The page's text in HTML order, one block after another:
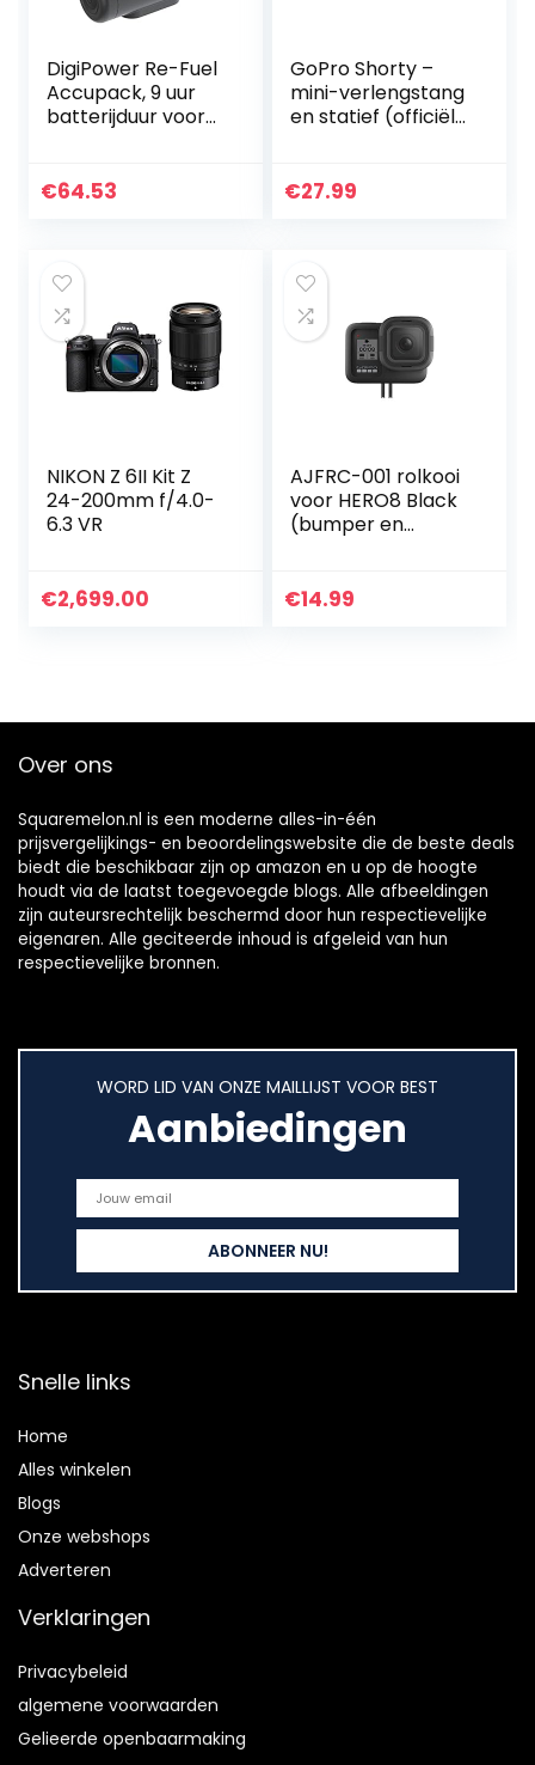
DigiPower Re-Fuel
Accupack, 9 uur
batterijduur voor
Hero9 zwart,
€64.53
GoPro Shorty –
mini-verlengstang
en statief (officiële
zwart
€27.99
NIKON Z 6II Kit Z
24-200mm f/4.0-
6.3 VR
€2,699.00
AJFRC-001 rolkooi
voor HERO8 Black
(bumper en
accessoires
€14.99
Over ons
Squaremelon.nl is een moderne alles-in-één
prijsvergelijkings- en beoordelingswebsite die de beste deals
biedt die beschikbaar zijn op amazon en u op de hoogte
houdt via de laatst toegevoegde blogs. Alle afbeeldingen
zijn auteursrechtelijk beschermd door hun respectievelijke
eigenaren. Alle geciteerde inhoud is afgeleid van hun
respectievelijke bronnen.
WORD LID VAN ONZE MAILLIJST VOOR BEST
Aanbiedingen
Snelle links
Home
Alles winkelen
Blogs
Onze webshops
Adverteren
Verklaringen
Privacybeleid
algemene voorwaarden
Gelieerde openbaarmaking